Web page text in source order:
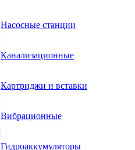
Насосные станции
Канализационные
Картриджи и вставки
Вибрационные
Гидроаккумуляторы